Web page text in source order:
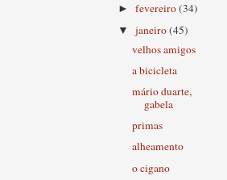
►fevereiro(34)
▼janeiro(45)
velhos amigos
a bicicleta
mário duarte,
gabela
primas
alheamento
o cigano